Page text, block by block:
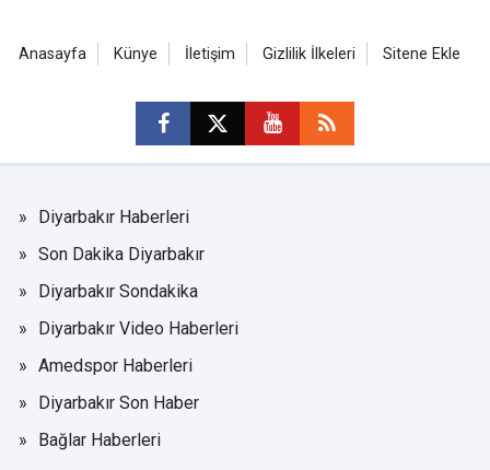
Anasayfa Künye İletişim Gizlilik İlkeleri Sitene Ekle
Diyarbakır Haberleri
Son Dakika Diyarbakır
Diyarbakır Sondakika
Diyarbakır Video Haberleri
Amedspor Haberleri
Diyarbakır Son Haber
Bağlar Haberleri